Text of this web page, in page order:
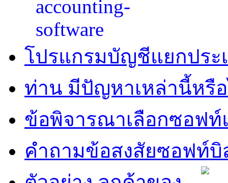
โปรแกรมบัญชีแยกประ
ท่าน มีปัญหาเหล่านี้หรื
ข้อพิจารณาเลือกซอฟท์
คำถามข้อสงสัยซอฟท์บิ